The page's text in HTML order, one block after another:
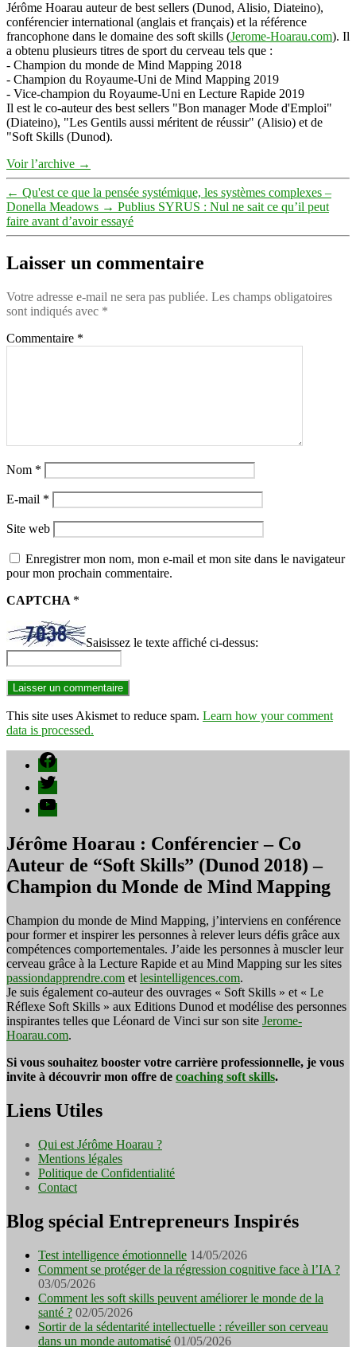
Jérôme Hoarau auteur de best sellers (Dunod, Alisio, Diateino),
conférencier international (anglais et français) et la référence
francophone dans le domaine des soft skills (Jerome-Hoarau.com). Il
a obtenu plusieurs titres de sport du cerveau tels que :
- Champion du monde de Mind Mapping 2018
- Champion du Royaume-Uni de Mind Mapping 2019
- Vice-champion du Royaume-Uni en Lecture Rapide 2019
Il est le co-auteur des best sellers "Bon manager Mode d'Emploi"
(Diateino), "Les Gentils aussi méritent de réussir" (Alisio) et de
"Soft Skills (Dunod).
Voir l’archive →
← Qu'est ce que la pensée systémique, les systèmes complexes –
Donella Meadows → Publius SYRUS : Nul ne sait ce qu’il peut
faire avant d’avoir essayé
Laisser un commentaire
Votre adresse e-mail ne sera pas publiée. Les champs obligatoires
sont indiqués avec *
Commentaire *
Nom *
E-mail *
Site web
Enregistrer mon nom, mon e-mail et mon site dans le navigateur
pour mon prochain commentaire.
CAPTCHA *
Saisissez le texte affiché ci-dessus:
This site uses Akismet to reduce spam. Learn how your comment
data is processed.
Facebook
Twitter
YouTube
Jérôme Hoarau : Conférencier – Co
Auteur de “Soft Skills” (Dunod 2018) –
Champion du Monde de Mind Mapping
Champion du monde de Mind Mapping, j’interviens en conférence
pour former et inspirer les personnes à relever leurs défis grâce aux
compétences comportementales. J’aide les personnes à muscler leur
cerveau grâce à la Lecture Rapide et au Mind Mapping sur les sites
passiondapprendre.com et lesintelligences.com.
Je suis également co-auteur des ouvrages « Soft Skills » et « Le
Réflexe Soft Skills » aux Editions Dunod et modélise des personnes
inspirantes telles que Léonard de Vinci sur son site Jerome-
Hoarau.com.
Si vous souhaitez booster votre carrière professionnelle, je vous
invite à découvrir mon offre de coaching soft skills.
Liens Utiles
Qui est Jérôme Hoarau ?
Mentions légales
Politique de Confidentialité
Contact
Blog spécial Entrepreneurs Inspirés
Test intelligence émotionnelle 14/05/2026
Comment se protéger de la régression cognitive face à l’IA ?
03/05/2026
Comment les soft skills peuvent améliorer le monde de la
santé ? 02/05/2026
Sortir de la sédentarité intellectuelle : réveiller son cerveau
dans un monde automatisé 01/05/2026